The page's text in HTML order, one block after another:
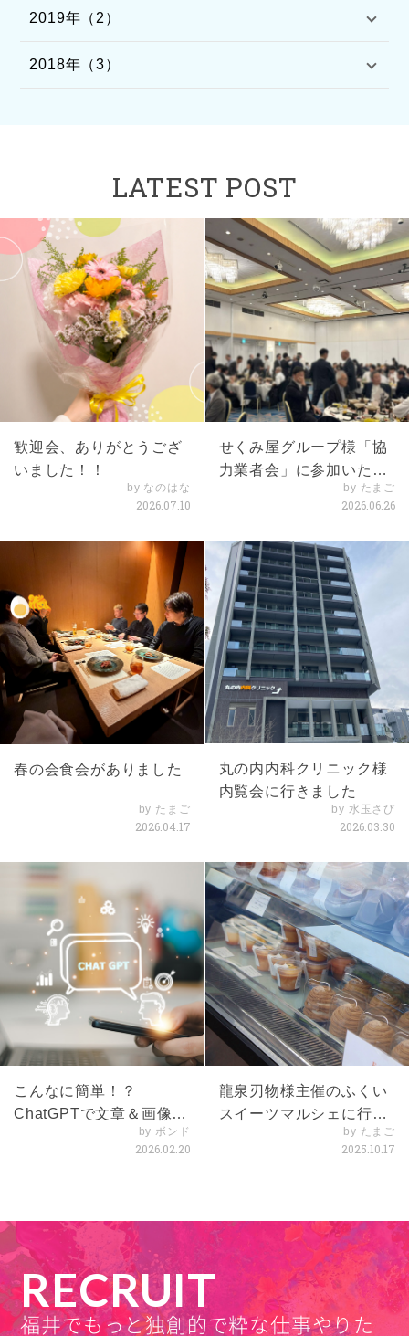
2019年（2）
2018年（3）
LATEST POST
歓迎会、ありがとうござ
いました！！
by なのはな
2026.07.10
せくみ屋グループ様「協
力業者会」に参加いたし
by たまご
2026.06.26
春の会食会がありました
by たまご
2026.04.17
丸の内内科クリニック様
内覧会に行きました
by 水玉さび
2026.03.30
こんなに簡単！？
ChatGPTで文章＆画像体
by ボンド
2026.02.20
龍泉刃物様主催のふくい
スイーツマルシェに行っ
by たまご
2025.10.17
RECRUIT
福井でもっと独創的で粋な仕事やりた